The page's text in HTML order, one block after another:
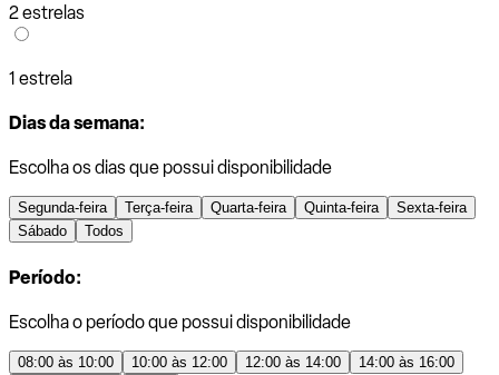
2 estrelas
1 estrela
Dias da semana:
Escolha os dias que possui disponibilidade
Segunda-feira Terça-feira Quarta-feira Quinta-feira
Sexta-feira
Sábado
Todos
Período:
Escolha o período que possui disponibilidade
08:00 às 10:00 10:00 às 12:00 12:00 às 14:00
14:00 às 16:00